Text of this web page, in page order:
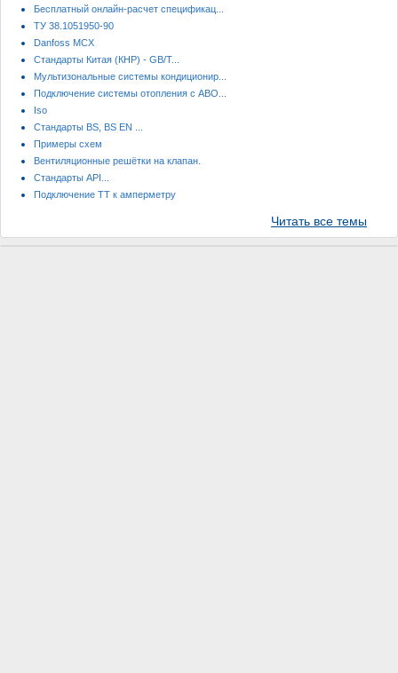
Бесплатный онлайн-расчет спецификац...
ТУ 38.1051950-90
Danfoss MCX
Стандарты Китая (КНР) - GB/T...
Мультизональные системы кондиционир...
Подключение системы отопления с АВО...
Iso
Стандарты ВS, ВS EN ...
Примеры схем
Вентиляционные решётки на клапан.
Стандарты API...
Подключение ТТ к амперметру
Читать все темы